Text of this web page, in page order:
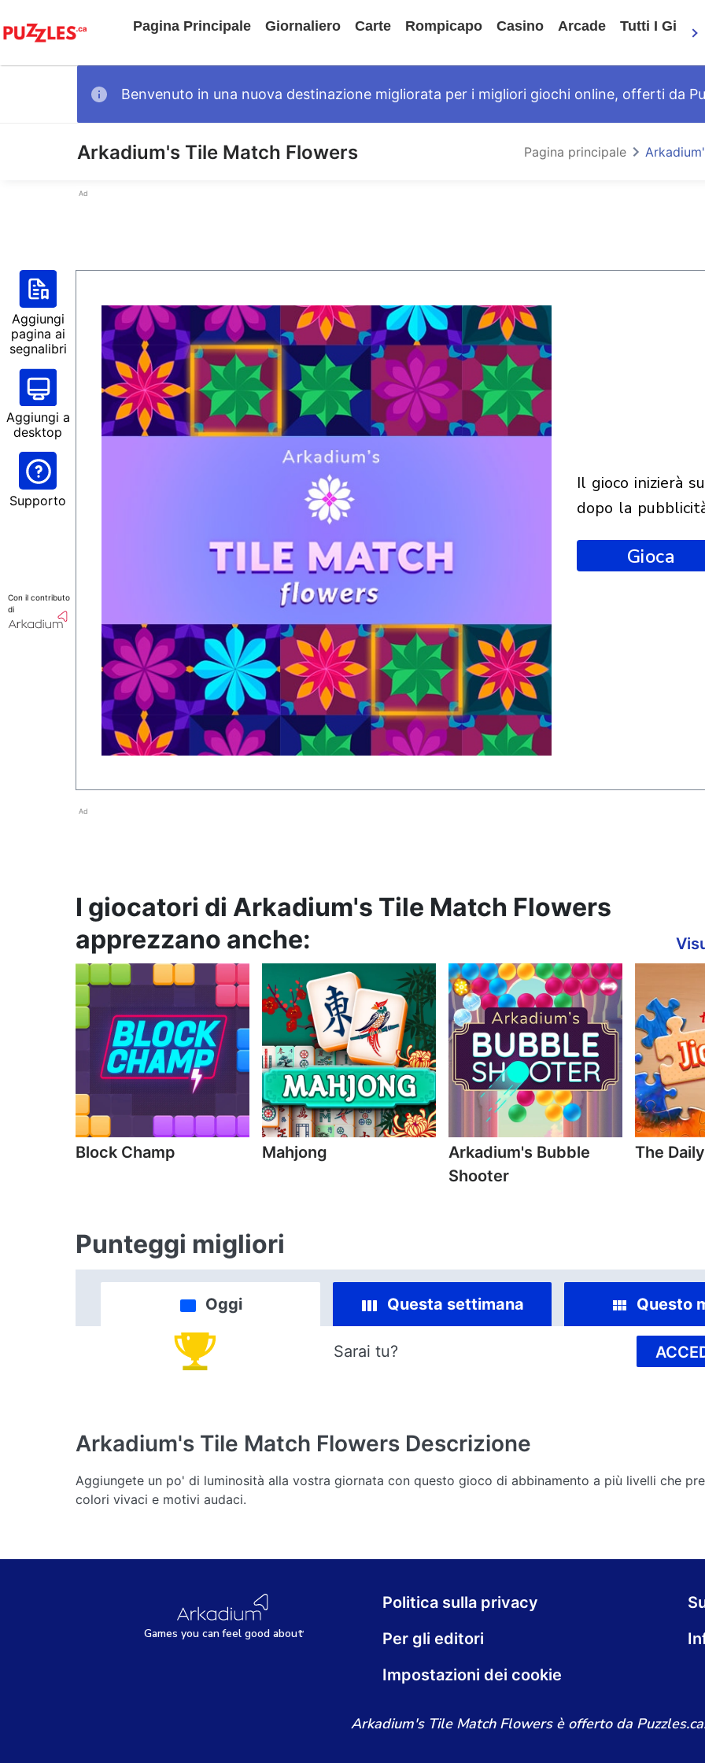
Pagina Principale Giornaliero Carte Rompicapo Casino Arcade Tutti I Giochi
Benvenuto in una nuova destinazione migliorata per i migliori giochi online, offerti da
Arkadium's Tile Match Flowers Pagina principale
Ad
Aggiungi
pagina ai
segnalibri
Aggiungi a
desktop
Supporto
Con il contributo
di
il gioco inizierà subito
dopo la
Gioca
Ad
I giocatori di Arkadium's Tile Match Flowers
apprezzano anche:
Block Champ Mahjong
Arkadium's Bubble
Shooter
The
Punteggi migliori
Oggi Questa settimana Questo
Sarai tu?
Arkadium's Tile Match Flowers Descrizione
Aggiungete un po' di luminosità alla vostra giornata con questo gioco di abbinamento a più livelli che
colori vivaci e motivi audaci.
Games you canfeel good about
Politica sulla privacy
Per gli editori
Impostazioni dei cookie
Arkadium's Tile Match Flowers è offerto da